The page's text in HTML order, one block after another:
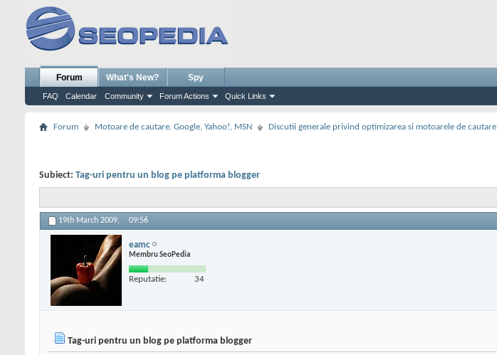
Forum
FAQ Calendar Community Forum Actions Quick Links
What's New? Spy
Forum Motoare de cautare. Google, Yahoo!, MSN Discutii generale privind optimizarea si motoarele de cautare
Subiect: Tag-uri pentru un blog pe platforma blogger
19th March 2009, 09:56
eamc
Membru SeoPedia
Reputatie: 34
Tag-uri pentru un blog pe platforma blogger